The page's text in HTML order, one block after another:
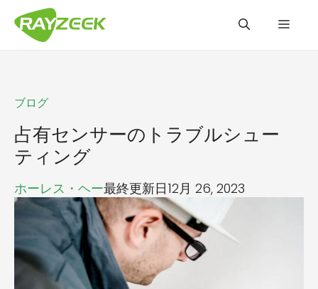
メ
ブログ
占有センサーのトラブルシュー
ティング
ホーレス・ヘー最終更新日12月 26, 2023